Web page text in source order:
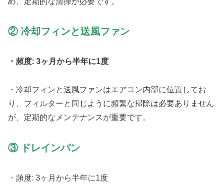
② 冷却フィンと送風ファン
・頻度: 3ヶ月から半年に1度
・冷却フィンと送風ファンはエアコン内部に位置してお
り、フィルターと同じように頻繁な掃除は必要ありません
が、定期的なメンテナンスが重要です。
③ ドレインパン
・頻度: 3ヶ月から半年に1度